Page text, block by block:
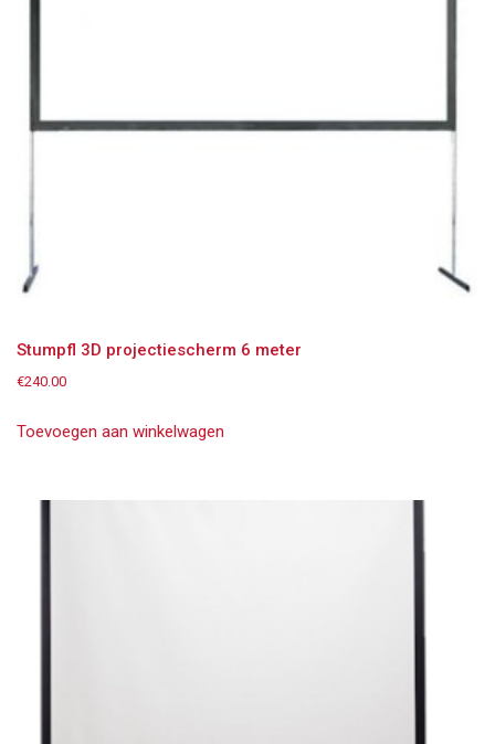
Stumpfl 3D projectiescherm 6 meter
€240.00
Toevoegen aan winkelwagen